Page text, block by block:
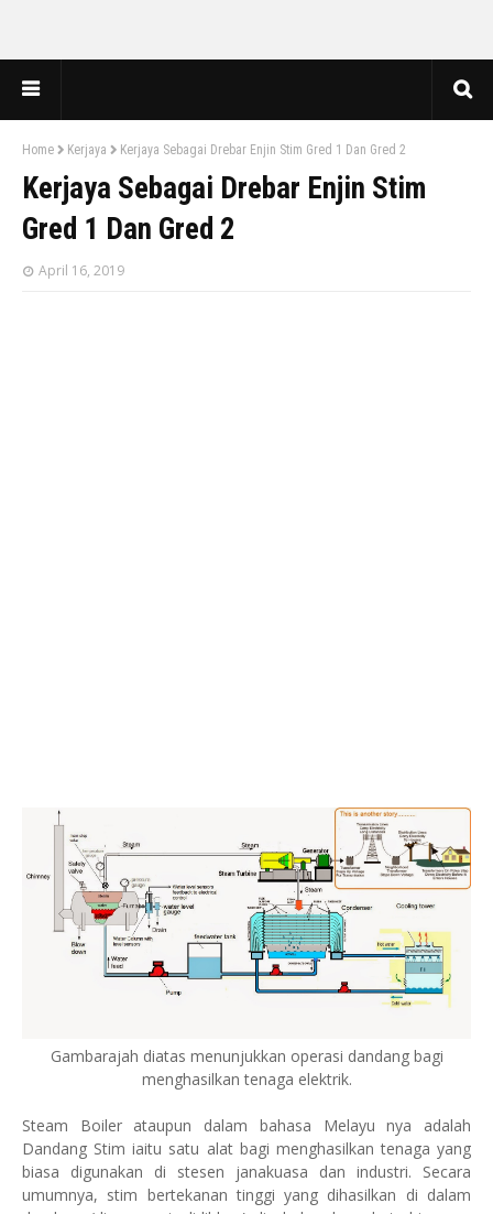
Home Kerjaya Kerjaya Sebagai Drebar Enjin Stim Gred 1 Dan Gred 2
Kerjaya Sebagai Drebar Enjin Stim
Gred 1 Dan Gred 2
April 16, 2019
Gambarajah diatas menunjukkan operasi dandang bagi
menghasilkan tenaga elektrik.
Steam Boiler ataupun dalam bahasa Melayu nya adalah
Dandang Stim iaitu satu alat bagi menghasilkan tenaga yang
biasa digunakan di stesen janakuasa dan industri. Secara
umumnya, stim bertekanan tinggi yang dihasilkan di dalam